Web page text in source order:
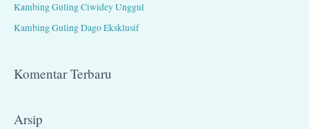
k
:
Kambing Guling Ciwidey Unggul
Kambing Guling Dago Eksklusif
Komentar Terbaru
Arsip